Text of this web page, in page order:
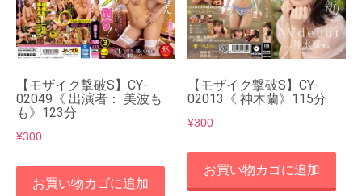
【モザイク撃破S】CY-
02049《 出演者： 美波も
も》123分
¥300
お買い物カゴに追加
【モザイク撃破S】CY-
02013《 神木蘭》115分
¥300
お買い物カゴに追加